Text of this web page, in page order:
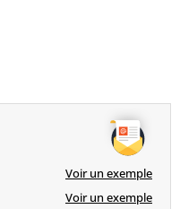
Voir un exemple
Voir un exemple